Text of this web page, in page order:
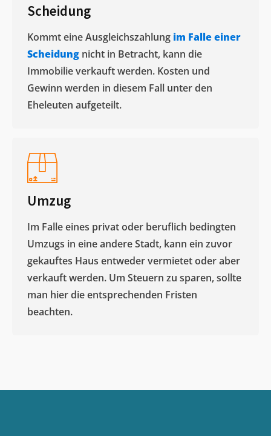
Scheidung
Kommt eine Ausgleichszahlung im Falle einer
Scheidung nicht in Betracht, kann die
Immobilie verkauft werden. Kosten und
Gewinn werden in diesem Fall unter den
Eheleuten aufgeteilt.​
Umzug
Im Falle eines privat oder beruflich bedingten
Umzugs in eine andere Stadt, kann ein zuvor
gekauftes Haus entweder vermietet oder aber
verkauft werden. Um Steuern zu sparen, sollte
man hier die entsprechenden Fristen
beachten.